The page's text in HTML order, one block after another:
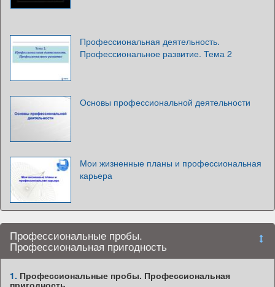
Профессиональная деятельность.
Профессиональное развитие. Тема 2
Основы профессиональной деятельности
Мои жизненные планы и профессиональная
карьера
Профессиональные пробы.
Профессиональная пригодность
1. Профессиональные пробы. Профессиональная